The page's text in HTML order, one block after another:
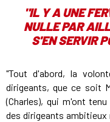
"IL Y A UNE
NULLE PAR
S'EN SERVIR
"Tout d'abord, la
dirigeants, que ce soit
(Charles), qui m'ont
des dirigeants